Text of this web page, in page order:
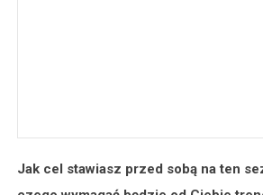
Jak cel stawiasz przed sobą na ten